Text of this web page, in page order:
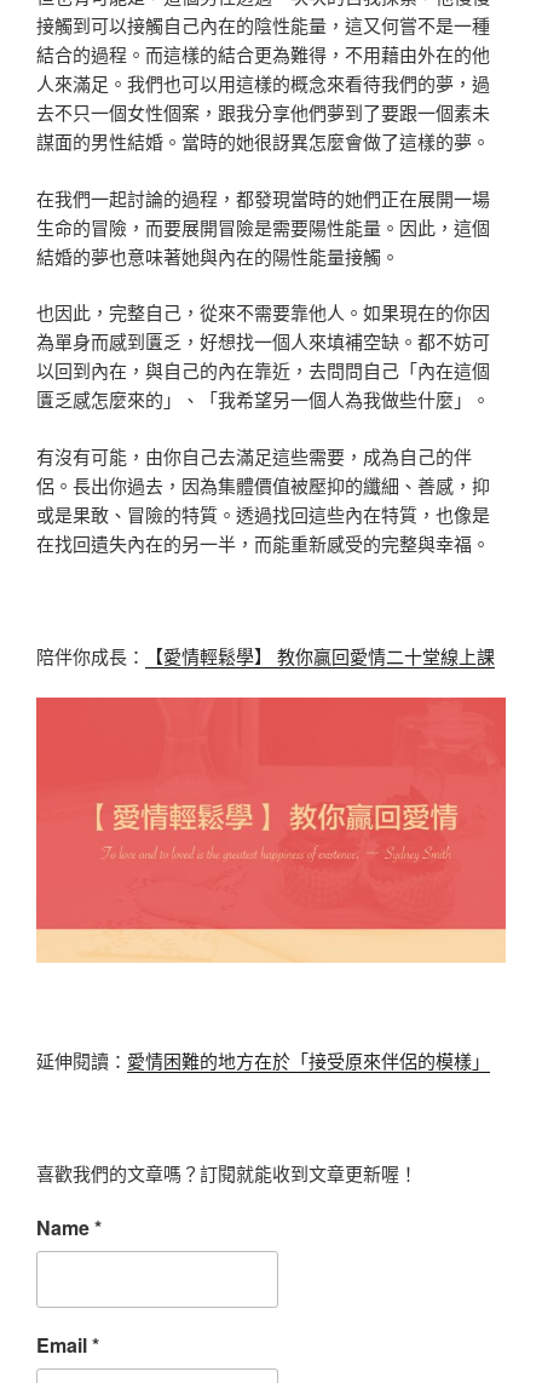
接觸到可以接觸自己內在的陰性能量，這又何嘗不是一種
結合的過程。而這樣的結合更為難得，不用藉由外在的他
人來滿足。我們也可以用這樣的概念來看待我們的夢，過
去不只一個女性個案，跟我分享他們夢到了要跟一個素未
謀面的男性結婚。當時的她很訝異怎麼會做了這樣的夢。
在我們一起討論的過程，都發現當時的她們正在展開一場
生命的冒險，而要展開冒險是需要陽性能量。因此，這個
結婚的夢也意味著她與內在的陽性能量接觸。
也因此，完整自己，從來不需要靠他人。如果現在的你因
為單身而感到匱乏，好想找一個人來填補空缺。都不妨可
以回到內在，與自己的內在靠近，去問問自己「內在這個
匱乏感怎麼來的」、「我希望另一個人為我做些什麼」。
有沒有可能，由你自己去滿足這些需要，成為自己的伴
侶。長出你過去，因為集體價值被壓抑的纖細、善感，抑
或是果敢、冒險的特質。透過找回這些內在特質，也像是
在找回遺失內在的另一半，而能重新感受的完整與幸福。
陪伴你成長： 【愛情輕鬆學】 教你贏回愛情二十堂線上課
延伸閱讀： 愛情困難的地方在於「接受原來伴侶的模樣」
喜歡我們的文章嗎？訂閱就能收到文章更新喔！
Name*
Email*